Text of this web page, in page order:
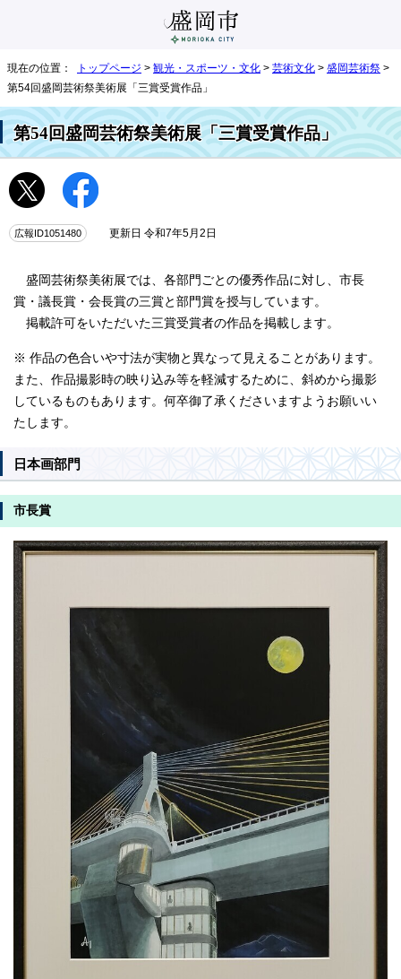
現在の位置： トップページ > 観光・スポーツ・文化 > 芸術文化 > 盛岡芸術祭 >
第54回盛岡芸術祭美術展「三賞受賞作品」
第54回盛岡芸術祭美術展「三賞受賞作品」
広報ID1051480 更新日 令和7年5月2日
盛岡芸術祭美術展では、各部門ごとの優秀作品に対し、市長
賞・議長賞・会長賞の三賞と部門賞を授与しています。
掲載許可をいただいた三賞受賞者の作品を掲載します。
※ 作品の色合いや寸法が実物と異なって見えることがあります。
また、作品撮影時の映り込み等を軽減するために、斜めから撮影
しているものもあります。何卒御了承くださいますようお願いい
たします。
日本画部門
市長賞